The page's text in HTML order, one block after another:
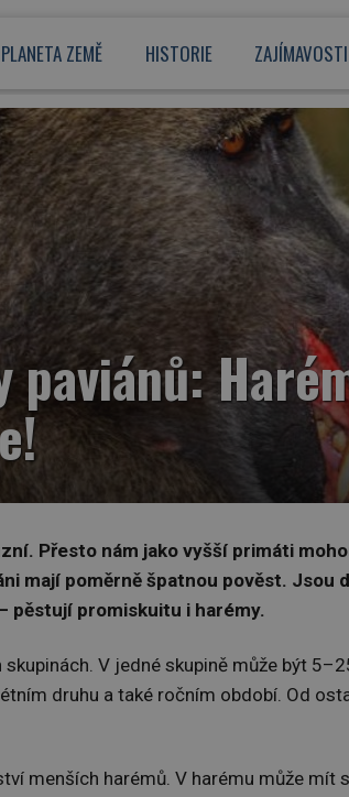
PLANETA ZEMĚ HISTORIE ZAJÍMAVOSTI
paviánů:
Přesto nám jako vyšší primáti
mají poměrně špatnou pověst. Jsou
pěstují promiskuitu i harémy.
V jedné skupině může být
druhu a také ročním období. Od
menších harémů. V harému může mít